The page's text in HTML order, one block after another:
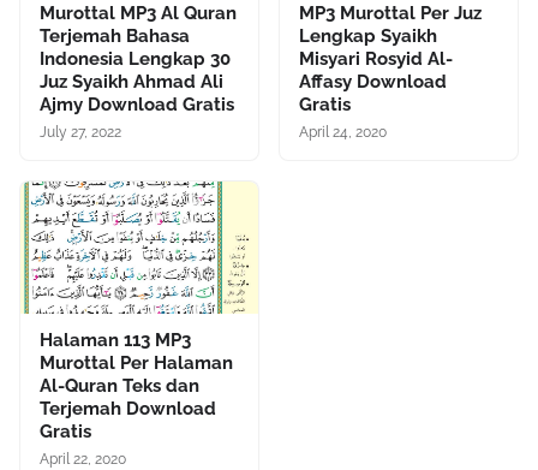
Murottal MP3 Al Quran
Terjemah Bahasa
Indonesia Lengkap 30
Juz Syaikh Ahmad Ali
Ajmy Download Gratis
July 27, 2022
MP3 Murottal Per Juz
Lengkap Syaikh
Misyari Rosyid Al-
Affasy Download
Gratis
April 24, 2020
Halaman 113 MP3
Murottal Per Halaman
Al-Quran Teks dan
Terjemah Download
Gratis
April 22, 2020